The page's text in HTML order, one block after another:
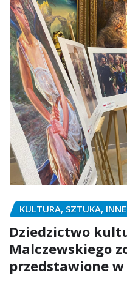
KULTURA, SZTUKA, INNE
Dziedzictwo
Malczewskiego
przedstawione